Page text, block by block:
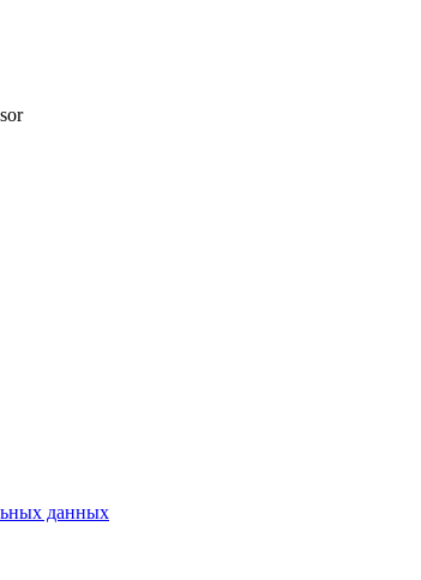
данных